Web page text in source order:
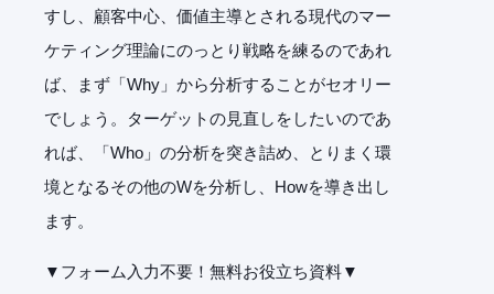
すし、顧客中心、価値主導とされる現代のマー
ケティング理論にのっとり戦略を練るのであれ
ば、まず「Why」から分析することがセオリー
でしょう。ターゲットの見直しをしたいのであ
れば、「Who」の分析を突き詰め、とりまく環
境となるその他のWを分析し、Howを導き出し
ます。
▼フォーム入力不要！無料お役立ち資料▼